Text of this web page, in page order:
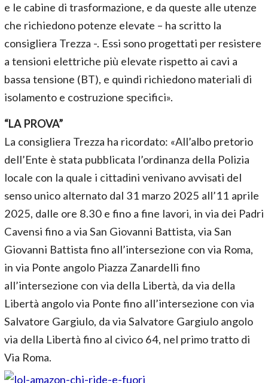
e le cabine di trasformazione, e da queste alle utenze
che richiedono potenze elevate – ha scritto la
consigliera Trezza -. Essi sono progettati per resistere
a tensioni elettriche più elevate rispetto ai cavi a
bassa tensione (BT), e quindi richiedono materiali di
isolamento e costruzione specifici».
“LA PROVA”
La consigliera Trezza ha ricordato: «All’albo pretorio
dell’Ente è stata pubblicata l’ordinanza della Polizia
locale con la quale i cittadini venivano avvisati del
senso unico alternato dal 31 marzo 2025 all’11 aprile
2025, dalle ore 8.30 e fino a fine lavori, in via dei Padri
Cavensi fino a via San Giovanni Battista, via San
Giovanni Battista fino all’intersezione con via Roma,
in via Ponte angolo Piazza Zanardelli fino
all’intersezione con via della Libertà, da via della
Libertà angolo via Ponte fino all’intersezione con via
Salvatore Gargiulo, da via Salvatore Gargiulo angolo
via della Libertà fino al civico 64, nel primo tratto di
Via Roma.